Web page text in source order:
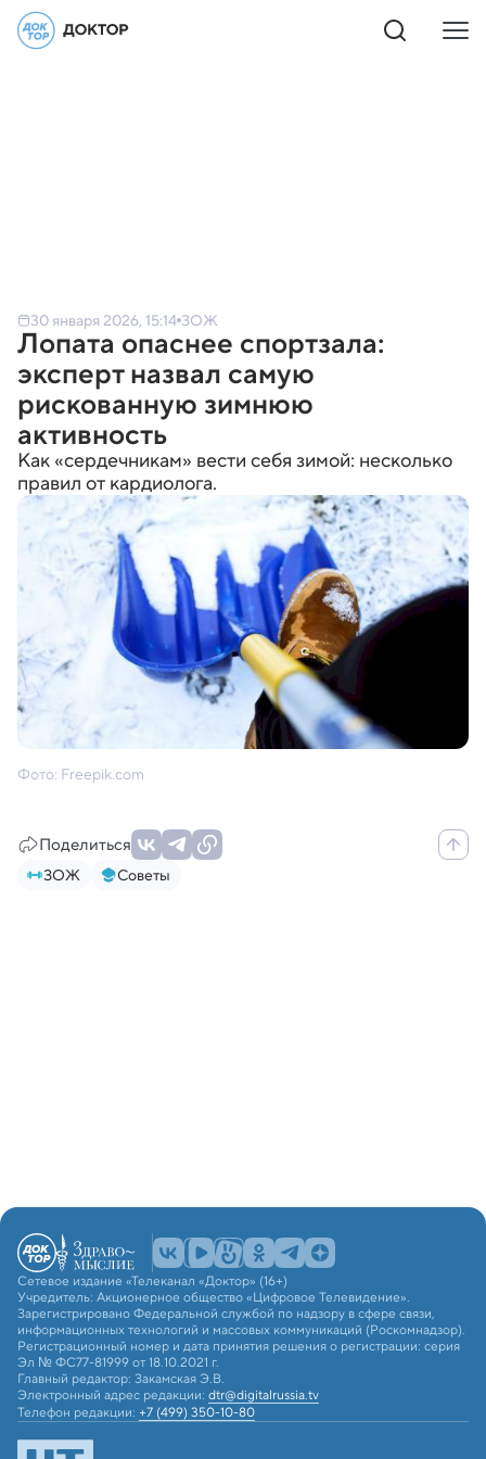
30 января 2026, 15:14 ЗОЖ
Лопата опаснее спортзала:
эксперт назвал самую
рискованную зимнюю
активность
Как «сердечникам» вести себя зимой: несколько
правил от кардиолога.
Фото: Freepik.com
Поделиться
ЗОЖ Советы
Сетевое издание «Телеканал «Доктор» (16+)
Учредитель: Акционерное общество «Цифровое Телевидение».
Зарегистрировано Федеральной службой по надзору в сфере связи,
информационных технологий и массовых коммуникаций (Роскомнадзор).
Регистрационный номер и дата принятия решения о регистрации: серия
Эл № ФС77-81999 от 18.10.2021 г.
Главный редактор: Закамская Э.В.
Электронный адрес редакции: dtr@digitalrussia.tv
Телефон редакции: +7 (499) 350-10-80